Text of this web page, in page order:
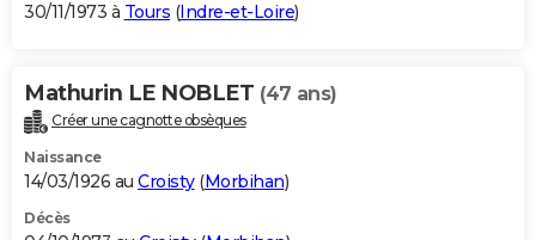
30/11/1973 à Tours (Indre-et-Loire)
Mathurin LE NOBLET (47 ans)
Créer une cagnotte obsèques
Naissance
14/03/1926 au Croisty(Morbihan)
Décès